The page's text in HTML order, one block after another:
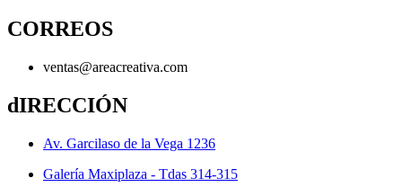
CORREOS
ventas@areacreativa.com
dIRECCIÓN
Av. Garcilaso de la Vega 1236
Galería Maxiplaza - Tdas 314-315